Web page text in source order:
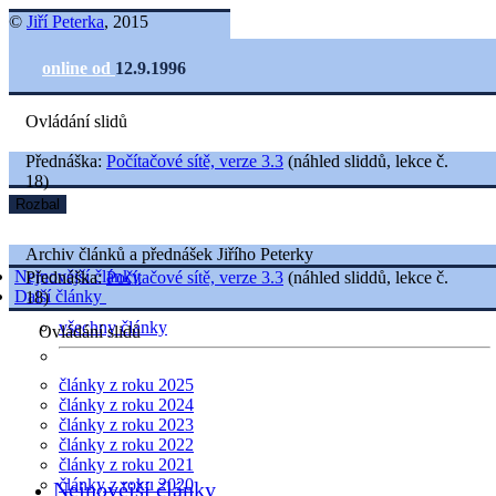
© Jiří Peterka, 2015
online od 12.9.1996
Ovládání slidů
Nejnovější články
Další články
všechny články
články z roku 2025
články z roku 2024
články z roku 2023
články z roku 2022
články z roku 2021
články z roku 2020
Přednáška: Počítačové sítě, verze 3.3 (náhled sliddů, lekce č.
18)
Rozbal
Archiv článků a přednášek Jiřího Peterky
Přednáška:Počítačové sítě, verze 3.3 (náhled sliddů, lekce č.
18)
Ovládání slidů
Nejnovější články